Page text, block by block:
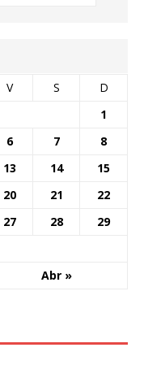
V S D
Abr »
1
6 7
8
13 14
15
20 21
22
27 28
29